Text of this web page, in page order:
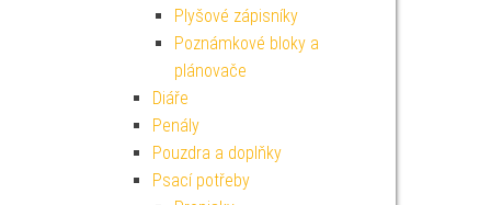
Plyšové zápisníky
Poznámkové bloky a
plánovače
Diáře
Penály
Pouzdra a doplňky
Psací potřeby